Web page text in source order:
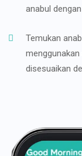
anabul
Temukan
disesuaikan